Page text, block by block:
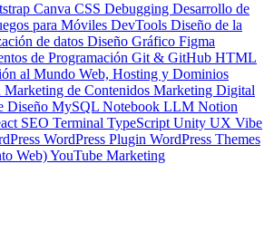
Canva CSS Debugging Desarrollo de
para Móviles DevTools Diseño de la
de datos Diseño Gráfico Figma
de Programación Git & GitHub HTML
al Mundo Web, Hosting y Dominios
Marketing de Contenidos Marketing Digital
Diseño MySQL Notebook LLM Notion
SEO Terminal TypeScript Unity UX Vibe
WordPress Plugin WordPress Themes
Web)YouTube Marketing